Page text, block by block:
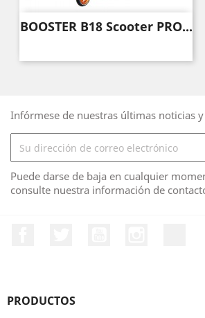
BOOSTER B18 Scooter PRO...
Infórmese de nuestras últimas noticias
Puede darse de baja en cualquier
consulte nuestra información de
PRODUCTOS